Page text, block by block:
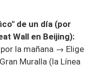
de un día (por
Wall en Beijing):
la mañana → Elige
Muralla (la Línea